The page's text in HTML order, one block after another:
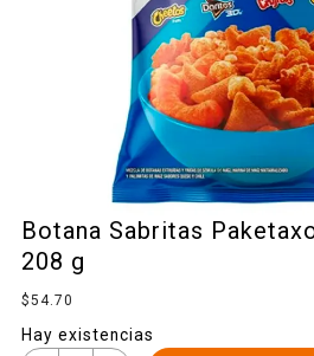
Botana Sabritas
208 g
$54.70
Hay existencias